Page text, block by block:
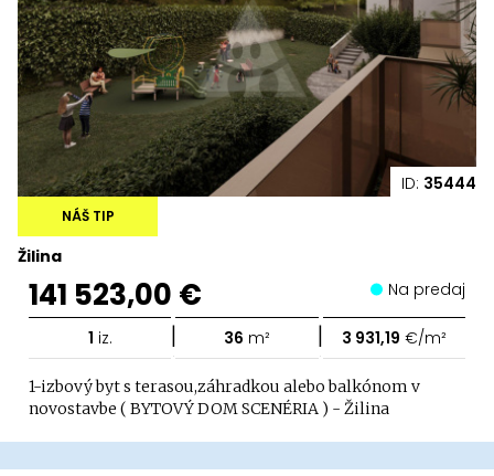
ID: 35444
Žilina
NÁŠ TIP
141 523,00 € Na predaj
1 iz. | 36 m² | 3 931,19 €/m²
1-izbový byt s terasou,záhradkou alebo balkónom v
novostavbe ( BYTOVÝ DOM SCENÉRIA ) - Žilina